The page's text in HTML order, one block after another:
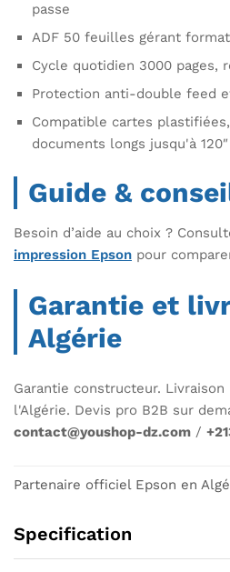
passe
ADF 50 feuilles gérant
Cycle quotidien 3000 pages,
Protection anti-double feed
Compatible cartes
documents longs jusqu'à 120″
Guide &
Besoin d’aide au choix ?
impression Epson pour
Garantie et
Algérie
Garantie constructeur.
l'Algérie. Devis pro B2B sur
contact@youshop-dz.com /
Partenaire officiel Epson en
Specification